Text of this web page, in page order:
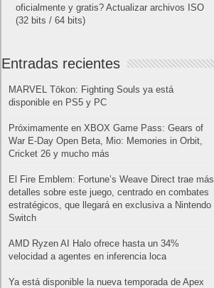
oficialmente y gratis? Actualizar archivos ISO
(32 bits / 64 bits)
Entradas recientes
MARVEL Tōkon: Fighting Souls ya está
disponible en PS5 y PC
Próximamente en XBOX Game Pass: Gears of
War E-Day Open Beta, Mio: Memories in Orbit,
Cricket 26 y mucho más
El Fire Emblem: Fortune’s Weave Direct trae más
detalles sobre este juego, centrado en combates
estratégicos, que llegará en exclusiva a Nintendo
Switch
AMD Ryzen AI Halo ofrece hasta un 34%
velocidad a agentes en inferencia loca
Ya está disponible la nueva temporada de Apex